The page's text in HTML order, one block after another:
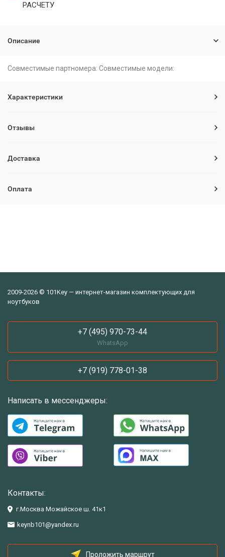
РАСЧЕТУ
Описание
Совместимые партномера: Совместимые модели:
Характеристики
Отзывы
Доставка
Оплата
2009-2026 © 101Key — интернет-магазин комплектующих для
ноутбуков
+7 (495) 970-73-44
WhatsApp
+7 (919) 778-01-38
Написать в мессенджеры:
Контакты:
г.Москва Можайское ш. 41к1
keynb101@yandex.ru
Проложить маршрут